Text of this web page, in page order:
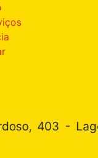
403 -